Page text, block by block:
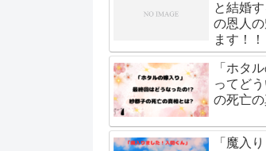
と結婚
の恩人
ます！！
「ホタ
ってど
の死亡
「魔入